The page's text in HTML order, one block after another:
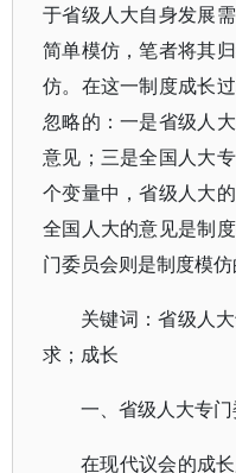
于省级人大自身发展
简单模仿，笔者将其
仿。在这一制度成长
忽略的：一是省级人
意见；三是全国人大
个变量中，省级人大
全国人大的意见是制
门委员会则是制度模仿
关键词：省级人
求；成长
一、省级人大专
在现代议会的成